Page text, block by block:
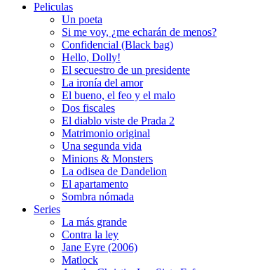
Peliculas
Un poeta
Si me voy, ¿me echarán de menos?
Confidencial (Black bag)
Hello, Dolly!
El secuestro de un presidente
La ironía del amor
El bueno, el feo y el malo
Dos fiscales
El diablo viste de Prada 2
Matrimonio original
Una segunda vida
Minions & Monsters
La odisea de Dandelion
El apartamento
Sombra nómada
Series
La más grande
Contra la ley
Jane Eyre (2006)
Matlock